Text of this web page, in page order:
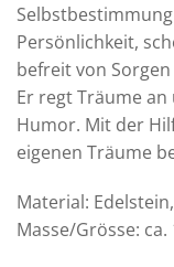
Persönlichkeit,
befreit von
Er regt Träume
Humor. Mit der
eigenen Träume
Material:
Masse/Grösse: ca.